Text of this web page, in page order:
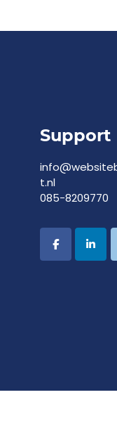
Support
t.nl
085-8209770